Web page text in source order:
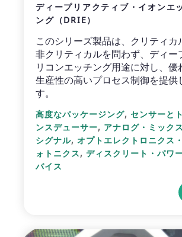
ディープリアクティブ・イオンエ
ング（DRIE）
このシリーズ製品は、クリティカ
非クリティカルを問わず、ディー
リコンエッチング用途に対し、優
生産性の高いプロセス制御を提供
す。
高度なパッケージング, センサーと
ンスデューサー, アナログ・ミック
シグナル, オプトエレクトロニクス
ォトニクス, ディスクリート・パワ
バイス